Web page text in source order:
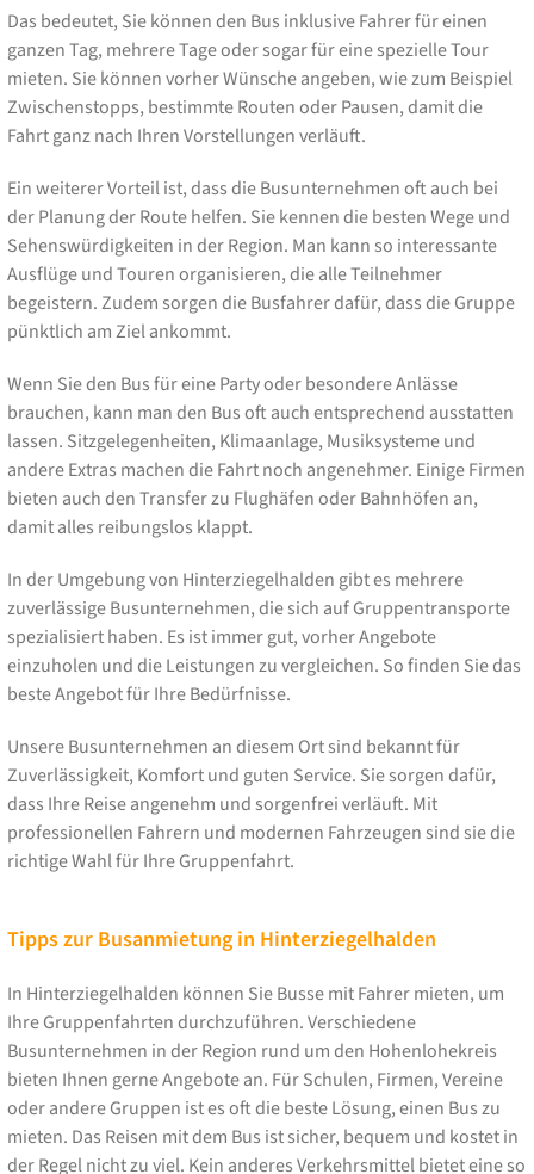
Das bedeutet, Sie können den Bus inklusive Fahrer für einen
ganzen Tag, mehrere Tage oder sogar für eine spezielle Tour
mieten. Sie können vorher Wünsche angeben, wie zum Beispiel
Zwischenstopps, bestimmte Routen oder Pausen, damit die
Fahrt ganz nach Ihren Vorstellungen verläuft.
Ein weiterer Vorteil ist, dass die Busunternehmen oft auch bei
der Planung der Route helfen. Sie kennen die besten Wege und
Sehenswürdigkeiten in der Region. Man kann so interessante
Ausflüge und Touren organisieren, die alle Teilnehmer
begeistern. Zudem sorgen die Busfahrer dafür, dass die Gruppe
pünktlich am Ziel ankommt.
Wenn Sie den Bus für eine Party oder besondere Anlässe
brauchen, kann man den Bus oft auch entsprechend ausstatten
lassen. Sitzgelegenheiten, Klimaanlage, Musiksysteme und
andere Extras machen die Fahrt noch angenehmer. Einige Firmen
bieten auch den Transfer zu Flughäfen oder Bahnhöfen an,
damit alles reibungslos klappt.
In der Umgebung von Hinterziegelhalden gibt es mehrere
zuverlässige Busunternehmen, die sich auf Gruppentransporte
spezialisiert haben. Es ist immer gut, vorher Angebote
einzuholen und die Leistungen zu vergleichen. So finden Sie das
beste Angebot für Ihre Bedürfnisse.
Unsere Busunternehmen an diesem Ort sind bekannt für
Zuverlässigkeit, Komfort und guten Service. Sie sorgen dafür,
dass Ihre Reise angenehm und sorgenfrei verläuft. Mit
professionellen Fahrern und modernen Fahrzeugen sind sie die
richtige Wahl für Ihre Gruppenfahrt.
Tipps zur Busanmietung in Hinterziegelhalden
In Hinterziegelhalden können Sie Busse mit Fahrer mieten, um
Ihre Gruppenfahrten durchzuführen. Verschiedene
Busunternehmen in der Region rund um den Hohenlohekreis
bieten Ihnen gerne Angebote an. Für Schulen, Firmen, Vereine
oder andere Gruppen ist es oft die beste Lösung, einen Bus zu
mieten. Das Reisen mit dem Bus ist sicher, bequem und kostet in
der Regel nicht zu viel. Kein anderes Verkehrsmittel bietet eine so